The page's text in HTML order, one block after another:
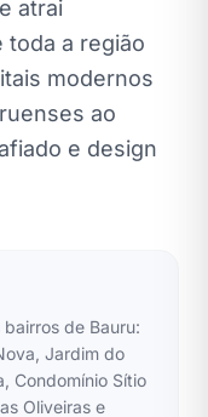
atrai
a região
modernos
ao
e design
de Bauru:
Jardim do
Condomínio Sítio
Oliveiras e